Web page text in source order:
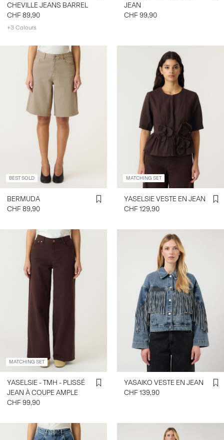
CHEVILLE JEANS BARREL
CHF 89,90
+3 Colours
JEAN
CHF 99,90
BEST SOLD
BERMUDA
CHF 89,90
MATCHING SET
YASELSIE VESTE EN JEAN
CHF 129,90
MATCHING SET
YASELSIE - TMH - PLISSÉ
JEAN À COUPE AMPLE
CHF 99,90
YASAIKO VESTE EN JEAN
CHF 139,90